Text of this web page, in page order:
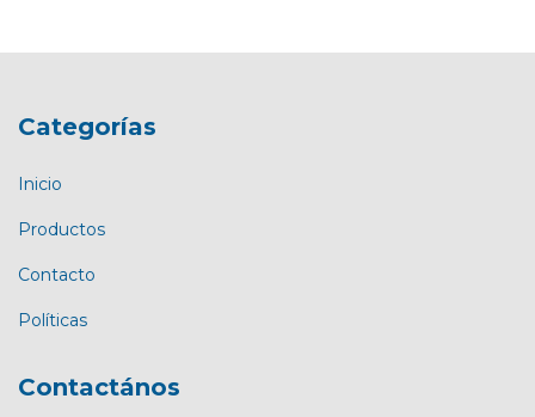
Categorías
Inicio
Productos
Contacto
Políticas
Contactános